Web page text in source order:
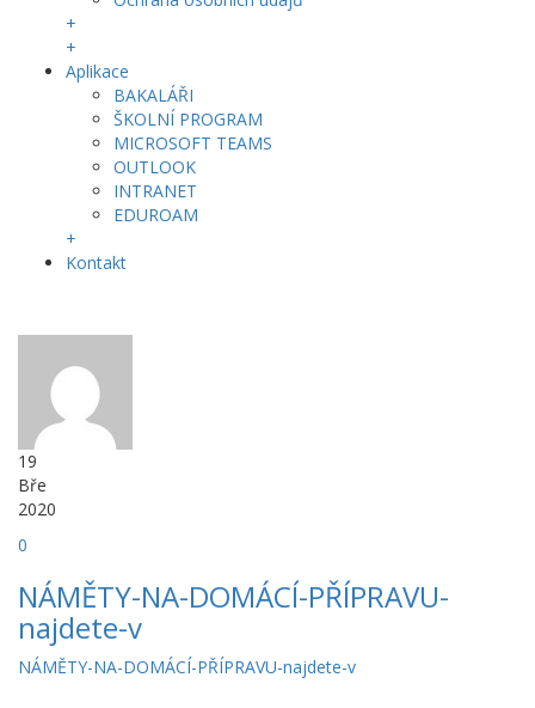
+
+
Aplikace
BAKALÁŘI
ŠKOLNÍ PROGRAM
MICROSOFT TEAMS
OUTLOOK
INTRANET
EDUROAM
+
Kontakt
19
Bře
2020
0
NÁMĚTY-NA-DOMÁCÍ-PŘÍPRAVU-
najdete-v
NÁMĚTY-NA-DOMÁCÍ-PŘÍPRAVU-najdete-v